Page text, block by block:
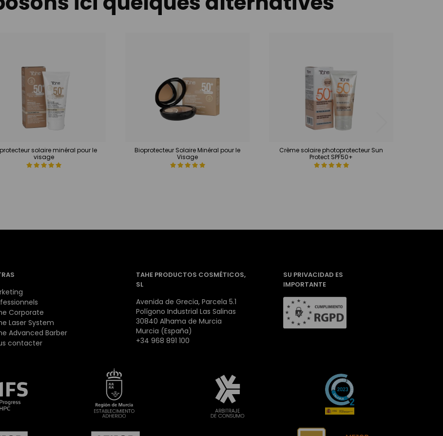
solaire minéral pour le
visage
Bioprotecteur Solaire Minéral pour le
Visage
Crème solaire photoprotecteur Sun
Protect SPF50+
Corporate
Laser System
Advanced Barber
contacter
TAHE PRODUCTOS COSMÉTICOS,
SL
Avenida de Grecia, Parcela 5.1
Polígono Industrial Las Salinas
30840 Alhama de Murcia
Murcia (España)
+34 968 891 100
SU PRIVACIDAD ES
IMPORTANTE